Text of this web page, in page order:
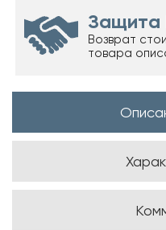
Защита
Возврат
товара